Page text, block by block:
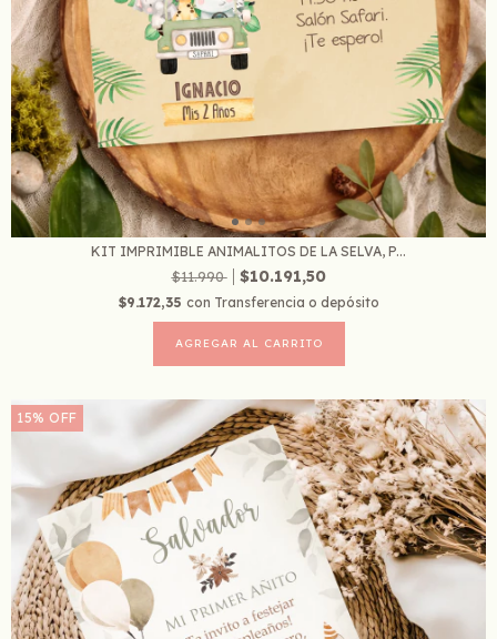
KIT IMPRIMIBLE ANIMALITOS DE LA SELVA, P...
$11.990
$10.191,50
$9.172,35 con Transferencia o depósito
15% OFF